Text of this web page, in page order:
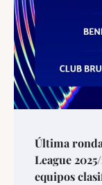
Última
League
equipos